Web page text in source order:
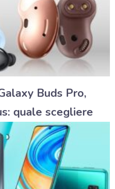
Buds Pro,
quale scegliere